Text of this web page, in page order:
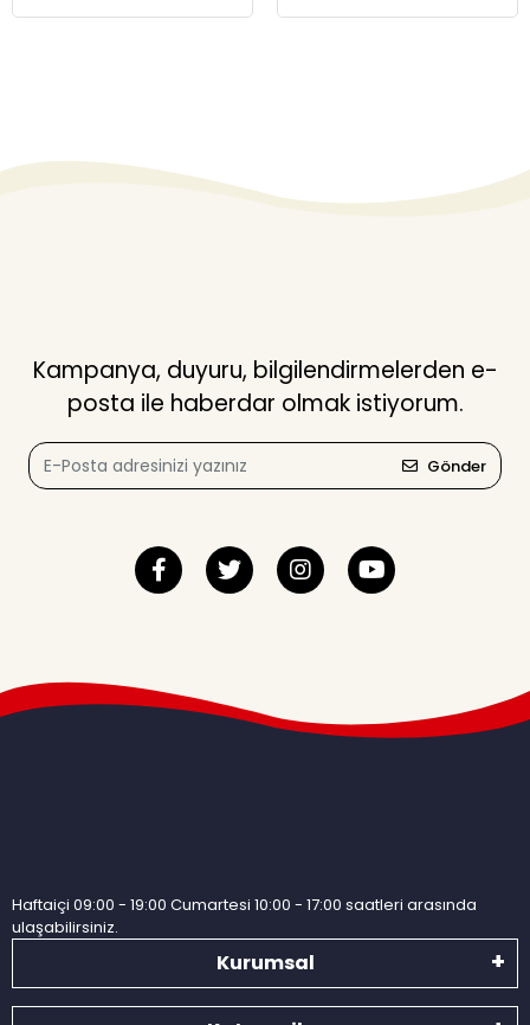
Kampanya, duyuru, bilgilendirmelerden e-
posta ile haberdar olmak istiyorum.
Gönder
Haftaiçi 09:00 - 19:00 Cumartesi 10:00 - 17:00 saatleri arasında
ulaşabilirsiniz.
Kurumsal